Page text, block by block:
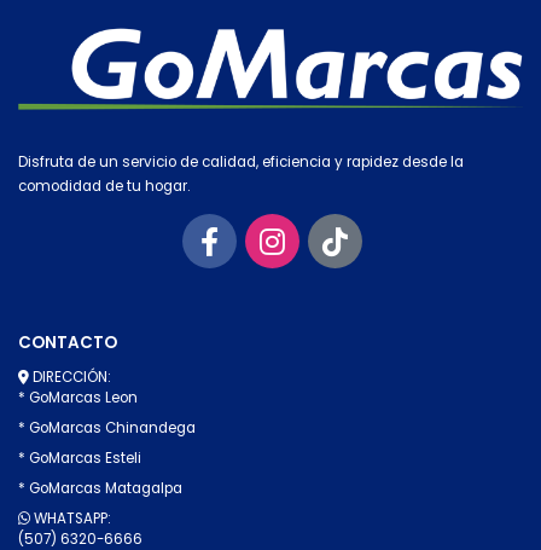
Disfruta de un servicio de calidad, eficiencia y rapidez desde la
comodidad de tu hogar.
CONTACTO
DIRECCIÓN:
* GoMarcas Leon
* GoMarcas Chinandega
* GoMarcas Esteli
* GoMarcas Matagalpa
WHATSAPP:
(507) 6320-6666